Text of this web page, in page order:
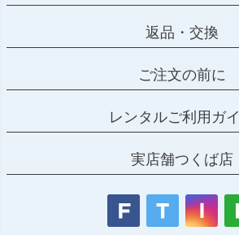
返品・交換
ご注文の前に
レンタルご利用ガ
実店舗つくば店